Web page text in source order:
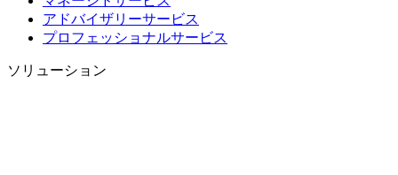
アドバイザリーサービス
プロフェッショナルサービス
ソリューション